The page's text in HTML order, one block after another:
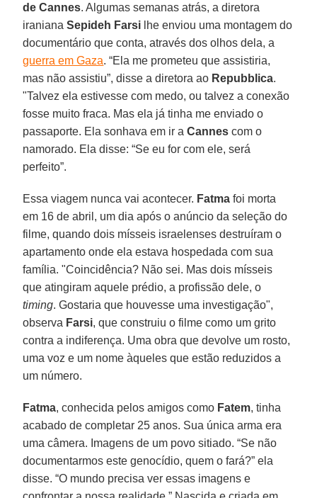
de Cannes. Algumas semanas atrás, a diretora
iranianaSepideh Farsi lhe enviou uma montagem do
documentário que conta, através dos olhos dela, a
guerra em Gaza. “Ela me prometeu que assistiria,
mas não assistiu”, disse a diretora ao Repubblica.
"Talvez ela estivesse com medo, ou talvez a conexão
fosse muito fraca. Mas ela já tinha me enviado o
passaporte. Ela sonhava em ir aCannes com o
namorado. Ela disse: “Se eu for com ele, será
perfeito”.
Essa viagem nunca vai acontecer. Fatma foi morta
em 16 de abril, um dia após o anúncio da seleção do
filme, quando dois mísseis israelenses destruíram o
apartamento onde ela estava hospedada com sua
família. "Coincidência? Não sei. Mas dois mísseis
que atingiram aquele prédio, a profissão dele, o
timing. Gostaria que houvesse uma investigação",
observa Farsi, que construiu o filme como um grito
contra a indiferença. Uma obra que devolve um rosto,
uma voz e um nome àqueles que estão reduzidos a
um número.
Fatma, conhecida pelos amigos como Fatem, tinha
acabado de completar 25 anos. Sua única arma era
uma câmera. Imagens de um povo sitiado. “Se não
documentarmos este genocídio, quem o fará?” ela
disse. “O mundo precisa ver essas imagens e